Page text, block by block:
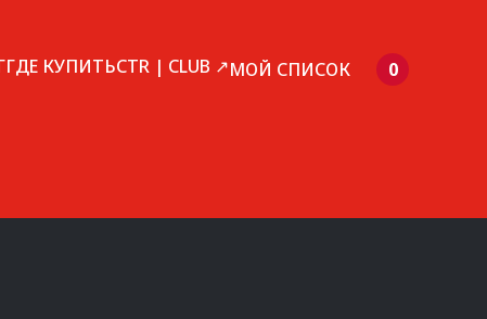
ГДЕ КУПИТЬCTR | CLUB ↗МОЙ СПИСОК 0